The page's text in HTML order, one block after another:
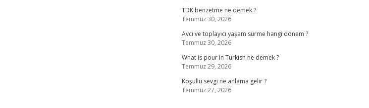
TDK benzetme ne demek ?
Temmuz 30, 2026
Avcı ve toplayıcı yaşam sürme hangi dönem ?
Temmuz 30, 2026
What is pour in Turkish ne demek ?
Temmuz 29, 2026
Koşullu sevgi ne anlama gelir ?
Temmuz 27, 2026